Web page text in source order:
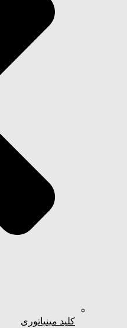
کلید مینیاتوری